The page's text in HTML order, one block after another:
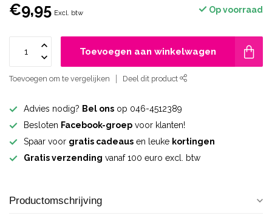
€9,95 Excl. btw Op voorraad
Toevoegen aan winkelwagen
Toevoegen om te vergelijken Deel dit product
Advies nodig? Bel ons op 046-4512389
Besloten Facebook-groep voor klanten!
Spaar voor gratis cadeaus en leuke kortingen
Gratis verzending vanaf 100 euro excl. btw
Productomschrijving